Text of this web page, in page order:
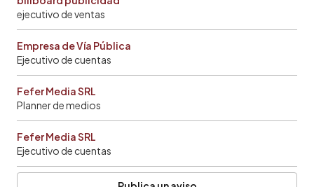
ejecutivo de ventas
Empresa de Vía Pública
Ejecutivo de cuentas
Fefer Media SRL
Planner de medios
Fefer Media SRL
Ejecutivo de cuentas